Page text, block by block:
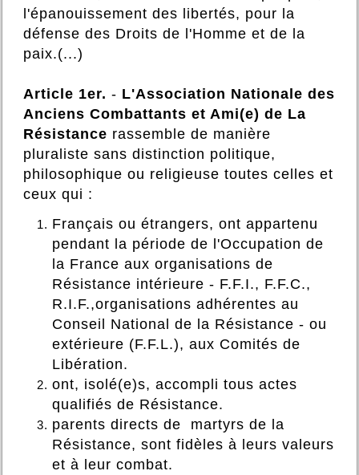
l'épanouissement des libertés, pour la
défense des Droits de l'Homme et de la
paix.(...)
Article 1er. - L'Association Nationale des
Anciens Combattants et Ami(e) de La
Résistance rassemble de manière
pluraliste sans distinction politique,
philosophique ou religieuse toutes celles et
ceux qui :
Français ou étrangers, ont appartenu
pendant la période de l'Occupation de
la France aux organisations de
Résistance intérieure - F.F.I., F.F.C.,
R.I.F.,organisations adhérentes au
Conseil National de la Résistance - ou
extérieure (F.F.L.), aux Comités de
Libération.
ont, isolé(e)s, accompli tous actes
qualifiés de Résistance.
parents directs de martyrs de la
Résistance, sont fidèles à leurs valeurs
et à leur combat.